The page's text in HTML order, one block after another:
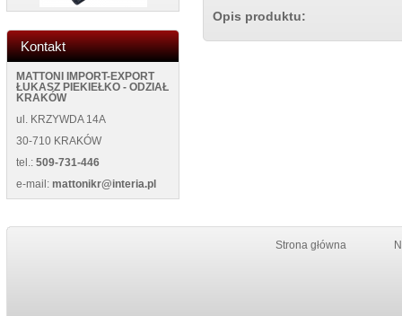
Kontakt
MATTONI IMPORT-EXPORT
ŁUKASZ PIEKIEŁKO - ODZIAŁ
KRAKÓW
ul. KRZYWDA 14A
30-710 KRAKÓW
tel.: 509-731-446
e-mail: mattonikr@interia.pl
Opis produktu:
Strona główna